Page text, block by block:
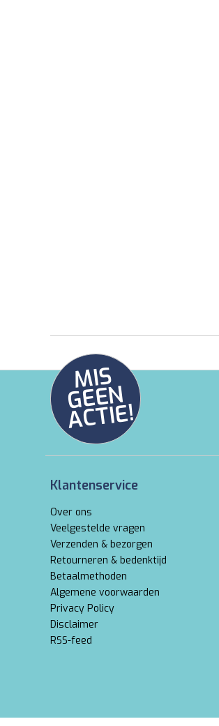
MI
S
G
E
E
N
A
C
TI
E!
Klantenservice
Over ons
Veelgestelde vragen
Verzenden & bezorgen
Retourneren & bedenktijd
Betaalmethoden
Algemene voorwaarden
Privacy Policy
Disclaimer
RSS-feed